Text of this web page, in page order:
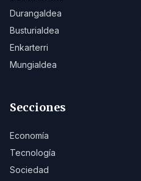
Durangaldea
Busturialdea
Enkarterri
Mungialdea
Secciones
Economía
Tecnología
Sociedad